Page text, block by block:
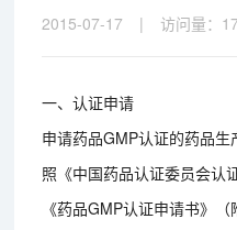
2015-07-17 | 访问量：
一、认证申请
申请药品GMP认证的药品
照《中国药品认证委员会认
《药品GMP认证申请书》